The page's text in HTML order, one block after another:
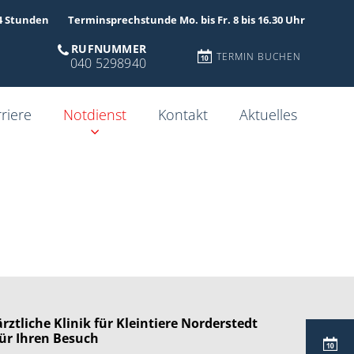
Stunden Terminsprechstunde Mo. bis Fr. 8 bis 16.30 Uhr
RUFNUMMER
040 5298940 TERMIN BUCHEN
Notdienst Kontakt Aktuelles
Klinik für Kleintiere Norderstedt
Ihren Besuch